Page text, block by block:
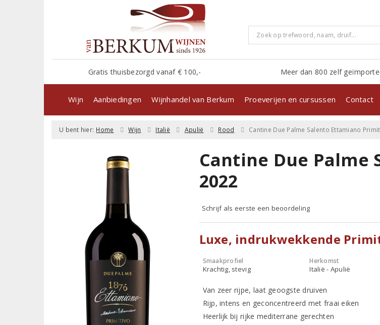
Gratis thuisbezorgd vanaf € 100,- Meer dan 800 zelf
Wijn Aanbiedingen Wijnhandel van Berkum Proeverijen en cursussen Contact
U bent hier: Home Wijn Italië Apulië Rood Cantine Due Palme Salento Ettamiano
Cantine Due
2022
Schrijf als eerste een beoordeling
Luxe, indrukwekkende
Smaakprofiel
Krachtig, stevig
Herkomst
Italië - Apulië
Van zeer rijpe, laat geoogste druiven
Rijp, intens en geconcentreerd met fraai eiken
Heerlijk bij rijke mediterrane gerechten